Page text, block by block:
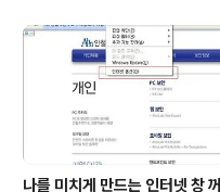
나를 미치게 만드는 인터넷 창 꺼